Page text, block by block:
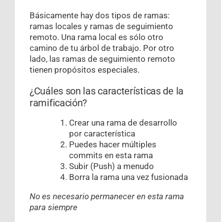
Básicamente hay dos tipos de ramas:
ramas locales y ramas de seguimiento
remoto. Una rama local es sólo otro
camino de tu árbol de trabajo. Por otro
lado, las ramas de seguimiento remoto
tienen propósitos especiales.
¿Cuáles son las características de la
ramificación?
Crear una rama de desarrollo
por característica
Puedes hacer múltiples
commits en esta rama
Subir (Push) a menudo
Borra la rama una vez fusionada
No es necesario permanecer en esta rama
para siempre